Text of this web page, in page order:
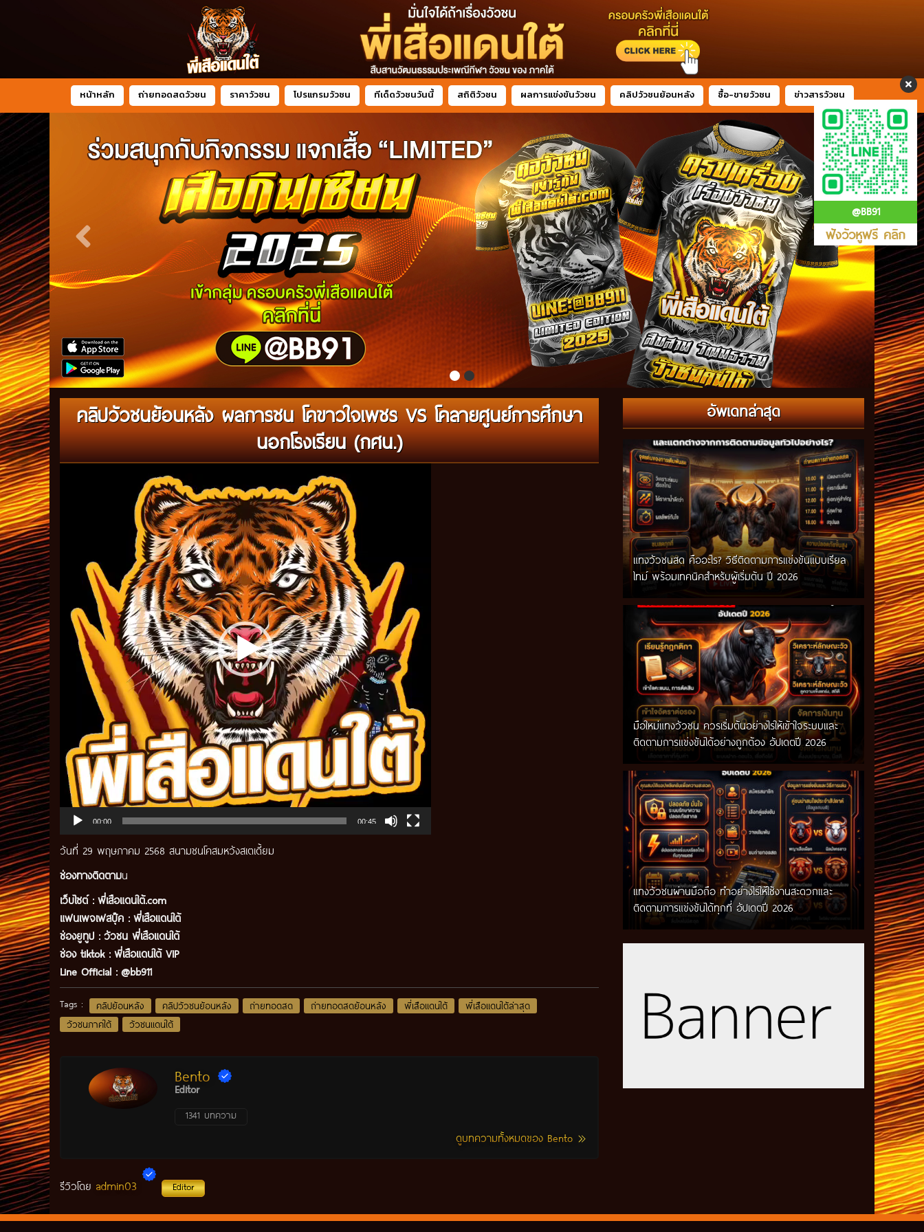
@BB91
ฟังวัวหูฟรี คลิก
หน้าหลัก ถ่ายทอดสดวัวชน ราคาวัวชน โปรแกรมวัวชน ทีเด็ดวัวชนวันนี้ สถิติวัวชน ผลการแข่งขันวัวชน คลิปวัวชนย้อนหลัง ซื้อ-ขายวัวชน ข่าวสารวัวชน
คลิปวัวชนย้อนหลัง ผลการชน โคขาวใจเพชร VS โคลายศูนย์การศึกษา
นอกโรงเรียน (กศน.)
00:00 00:45
วันที่ 29 พฤษภาคม 2568 สนามชนโคสมหวังสเตเดี้ยม
ช่องทางติดตามน
เว็บไซต์ : พี่เสือแดนใต้.com
แฟนเพจเฟสบุ๊ค : พี่เสือแดนใต้
ช่องยูทูป : วัวชน พี่เสือแดนใต้
ช่อง tiktok : พี่เสือแดนใต้ VIP
Line Official : @bb911
Tags : คลิปย้อนหลัง คลิปวัวชนย้อนหลัง ถ่ายทอดสด ถ่ายทอดสดย้อนหลัง พี่เสือแดนใต้
พี่เสือแดนใต้ล่าสุด
วัวชนภาคใต้
วัวชนแดนใต้
Bento
Editor
1341 บทความ
ดูบทความทั้งหมดของ Bento
รีวิวโดย admin03 Editor
อัพเดทล่าสุด
แทงวัวชนสด คืออะไร? วิธีติดตามการแข่งขันแบบเรียล
ไทม์ พร้อมเทคนิคสำหรับผู้เริ่มต้น ปี 2026
มือใหม่แทงวัวชน ควรเริ่มต้นอย่างไรให้เข้าใจระบบและ
ติดตามการแข่งขันได้อย่างถูกต้อง อัปเดตปี 2026
แทงวัวชนผ่านมือถือ ทำอย่างไรให้ใช้งานสะดวกและ
ติดตามการแข่งขันได้ทุกที่ อัปเดตปี 2026